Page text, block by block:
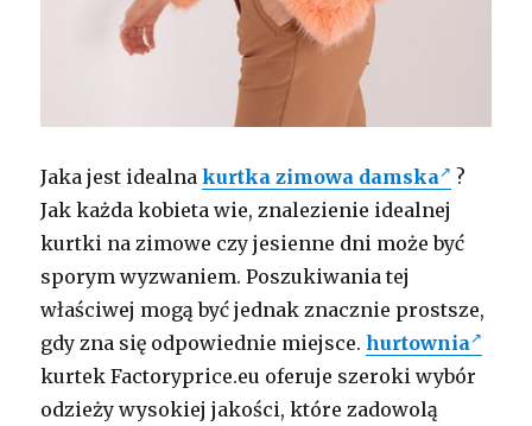
Jaka jest idealnakurtka zimowa damska
?
Jak każda kobieta wie, znalezienie idealnej
kurtki na zimowe czy jesienne dni może być
sporym wyzwaniem. Poszukiwania tej
właściwej mogą być jednak znacznie prostsze,
gdy zna się odpowiednie miejsce.hurtownia
kurtek Factoryprice.eu oferuje szeroki wybór
odzieży wysokiej jakości, które zadowolą